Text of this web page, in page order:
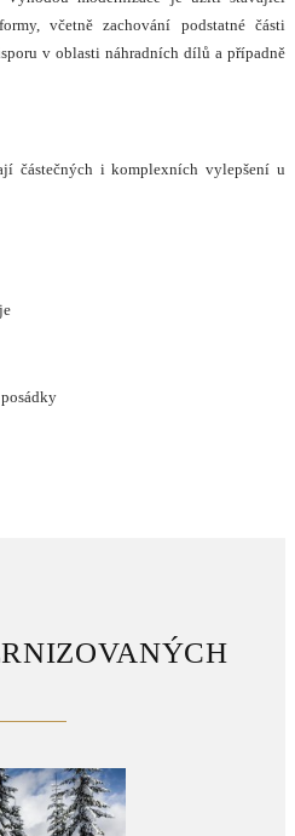
včetně zachování podstatné části
v oblasti náhradních dílů a případně
částečných i komplexních vylepšení u